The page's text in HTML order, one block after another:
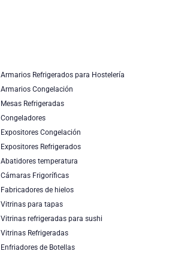
Armarios Refrigerados para Hostelería
Armarios Congelación
Mesas Refrigeradas
Congeladores
Expositores Congelación
Expositores Refrigerados
Abatidores temperatura
Cámaras Frigoríficas
Fabricadores de hielos
Vitrinas para tapas
Vitrinas refrigeradas para sushi
Vitrinas Refrigeradas
Enfriadores de Botellas